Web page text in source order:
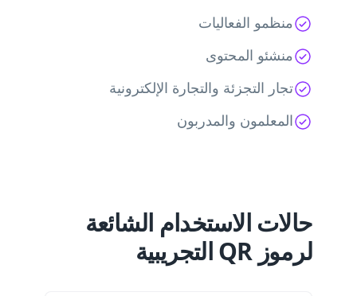
منظمو الفعاليات
منشئو المحتوى
تجار التجزئة والتجارة الإلكترونية
المعلمون والمدربون
حالات الاستخدام الشائعة
لرموز QR التجريبية